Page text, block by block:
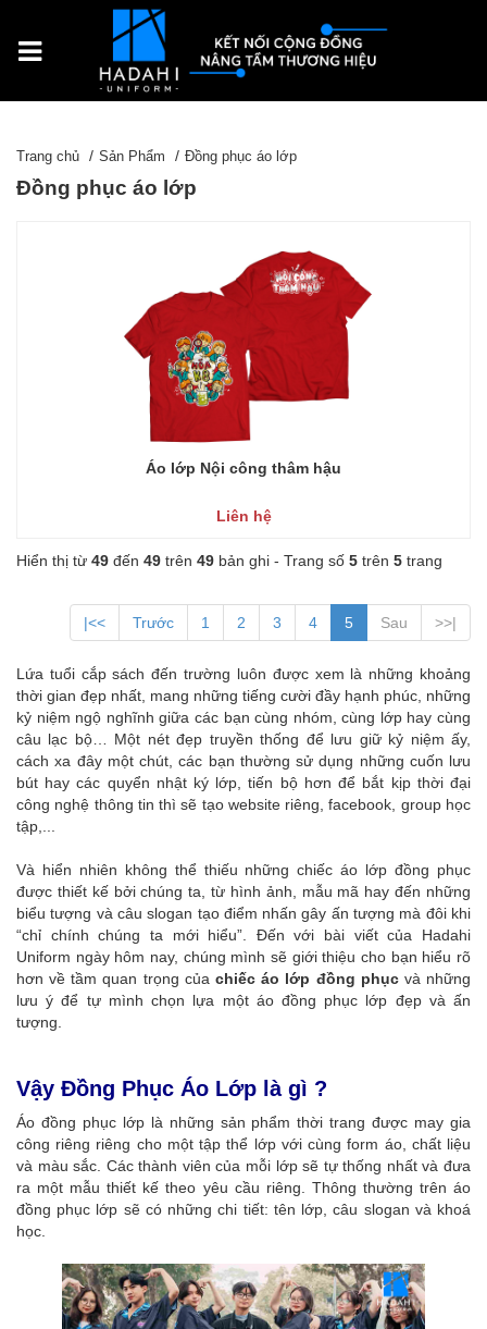
Trang chủ Sản Phẩm Đồng phục áo lớp
Đồng phục áo lớp
Áo lớp Nội công thâm hậu
Liên hệ
Hiển thị từ 49 đến 49 trên 49 bản ghi - Trang số 5 trên 5 trang
|<< Trước 1 2 3 4 5 Sau >>|
Lứa tuổi cắp sách đến trường luôn được xem là những khoảng
thời gian đẹp nhất, mang những tiếng cười đầy hạnh phúc, những
kỷ niệm ngộ nghĩnh giữa các bạn cùng nhóm, cùng lớp hay cùng
câu lạc bộ… Một nét đẹp truyền thống để lưu giữ kỷ niệm ấy,
cách xa đây một chút, các bạn thường sử dụng những cuốn lưu
bút hay các quyển nhật ký lớp, tiến bộ hơn để bắt kịp thời đại
công nghệ thông tin thì sẽ tạo website riêng, facebook, group học
tập,...
Và hiển nhiên không thể thiếu những chiếc áo lớp đồng phục
được thiết kế bởi chúng ta, từ hình ảnh, mẫu mã hay đến những
biểu tượng và câu slogan tạo điểm nhấn gây ấn tượng mà đôi khi
“chỉ chính chúng ta mới hiểu”. Đến với bài viết của Hadahi
Uniform ngày hôm nay, chúng mình sẽ giới thiệu cho bạn hiểu rõ
hơn về tầm quan trọng của chiếc áo lớp đồng phụcvà những
lưu ý để tự mình chọn lựa một áo đồng phục lớp đẹp và ấn
tượng.
Vậy Đồng Phục Áo Lớp là gì ?
Áo đồng phục lớp là những sản phẩm thời trang được may gia
công riêng riêng cho một tập thể lớp với cùng form áo, chất liệu
và màu sắc. Các thành viên của mỗi lớp sẽ tự thống nhất và đưa
ra một mẫu thiết kế theo yêu cầu riêng. Thông thường trên áo
đồng phục lớp sẽ có những chi tiết: tên lớp, câu slogan và khoá
học.